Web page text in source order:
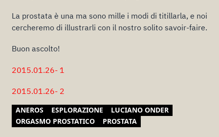
La prostata è una ma sono mille i modi di titillarla, e noi
cercheremo di illustrarli con il nostro solito savoir-faire.
Buon ascolto!
2015.01.26- 1
2015.01.26- 2
ANEROS ESPLORAZIONE
LUCIANO ONDER
ORGASMO PROSTATICO
PROSTATA